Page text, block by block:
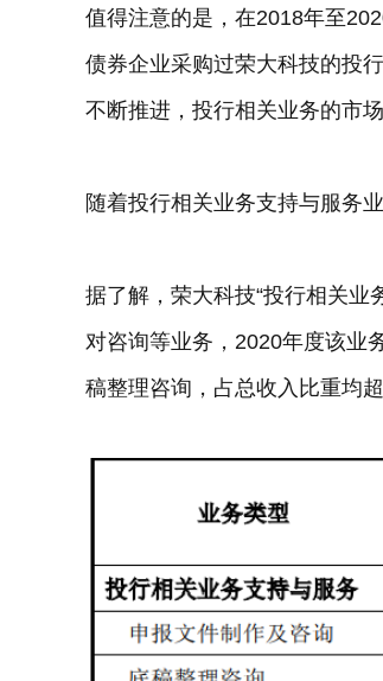
值得注意的是，在2018年至
债券企业采购过荣大科技的投
不断推进，投行相关业务的市
随着投行相关业务支持与服务
据了解，荣大科技“投行相关业
对咨询等业务，2020年度该业
稿整理咨询，占总收入比重均超